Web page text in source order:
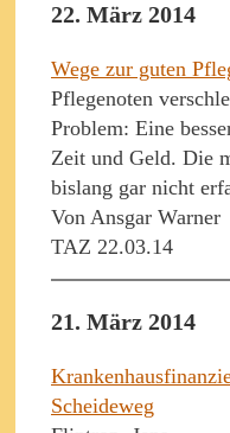
22. März 2014
Wege zur guten
Pflegenoten
Problem: Eine
Zeit und Geld. Die
bislang gar nicht
Von Ansgar Warner
TAZ 22.03.14
21. März 2014
Scheideweg